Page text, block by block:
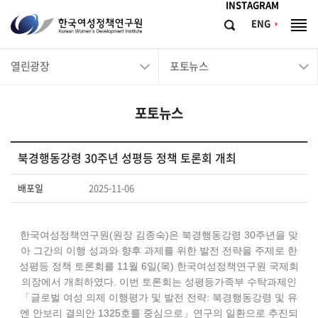
INSTAGRAM
ENG
한
국
여
연
구
원
Korean
Development
Institute
검
체
열린광장 포토뉴스
포토뉴스
북경행동강령 30주년 성평등 정책 토론회 개최
배포일 2025-11-06
한국여성정책연구원(원장 김종숙)은 북경행동강령 30주년을 맞
아 그간의 이행 성과와 향후 과제를 위한 발전 전략을 주제로 한
성평등 정책 토론회를 11월 6일(목) 한국여성정책연구원 국제회
의장에서 개최하였다. 이번 토론회는 성평등가족부 수탁과제인
「글로벌 여성 의제 이행평가 및 발전 전략: 북경행동강령 및 유
엔 안보리 결의안 1325호를 중심으로」연구의 일환으로 추진되